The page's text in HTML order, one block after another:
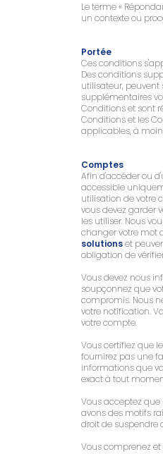
Le terme «
un contexte ou
Portée
Ces conditions
Des conditions
utilisateur, peuvent
supplémentaires
Conditions et sont
Conditions et les
applicables, à
Comptes
Afin d'accéder ou
accessible
utilisation de votre
vous devez garder
les utiliser. Nous
changer votre mot
solutionset
obligation de
Vous devez nous
soupçonnez que
compromis. Nous
votre notification.
votre compte.
Vous certifiez que
fournirez pas une
informations que
exact à tout
Vous acceptez
avons des motifs
droit de suspendre
Vous comprenez